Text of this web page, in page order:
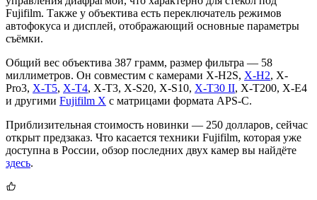
Fujifilm. Также у объектива есть переключатель режимов
автофокуса и дисплей, отображающий основные параметры
съёмки.
Общий вес объектива 387 грамм, размер фильтра — 58
миллиметров. Он совместим с камерами X-H2S, X-H2, X-
Pro3, X-T5, X-T4, X-T3, X-S20, X-S10, X-T30 II, X-T200, X-E4
и другими Fujifilm X с матрицами формата APS-C.
Приблизительная стоимость новинки — 250 долларов, сейчас
открыт предзаказ. Что касается техники Fujifilm, которая уже
доступна в России, обзор последних двух камер вы найдёте
здесь.